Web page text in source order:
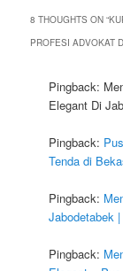
8 THOUGHTS ON “
PROFESI ADVOKAT
Pingback:
Elegant Di
Pingback:
Tenda di
Pingback:
Jabodetabek |
Pingback: